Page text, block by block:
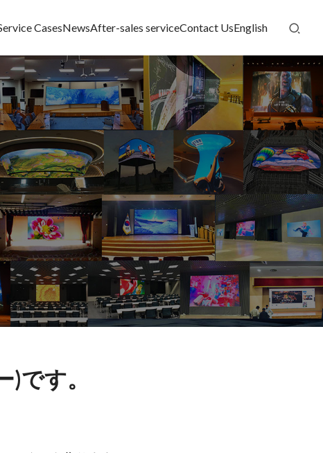
CasesNewsAfter-sales serviceContact UsEnglish
です。